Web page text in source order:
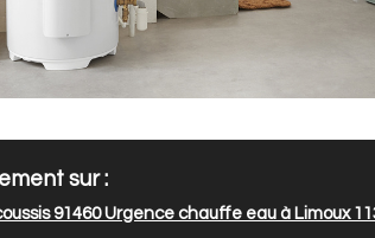
sur :
91460Urgence chauffe eau à Limoux